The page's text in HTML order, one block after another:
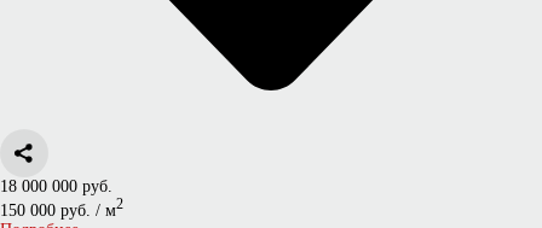
18 000 000 руб.
150 000 руб. / м2